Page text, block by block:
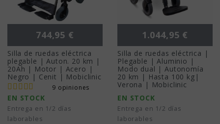
Precio
744,95 €
Silla de ruedas eléctrica
plegable | Auton. 20 km |
20Ah | Motor | Acero |
Negro | Cenit | Mobiclinic
9 opiniones
EN STOCK
Entrega en 1/2 días
laborables
Precio
1.044,95 €
Silla de ruedas eléctrica |
Plegable | Aluminio |
Modo dual | Autonomía
20 km | Hasta 100 kg|
Verona | Mobiclinic
EN STOCK
Entrega en 1/2 días
laborables